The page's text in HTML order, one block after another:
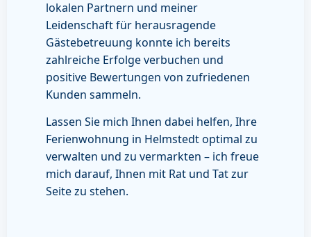
lokalen Partnern und meiner
Leidenschaft für herausragende
Gästebetreuung konnte ich bereits
zahlreiche Erfolge verbuchen und
positive Bewertungen von zufriedenen
Kunden sammeln.
Lassen Sie mich Ihnen dabei helfen, Ihre
Ferienwohnung in Helmstedt optimal zu
verwalten und zu vermarkten – ich freue
mich darauf, Ihnen mit Rat und Tat zur
Seite zu stehen.